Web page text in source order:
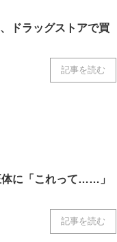
ドラッグストアで買
記事を読む
体に「これって……」
記事を読む